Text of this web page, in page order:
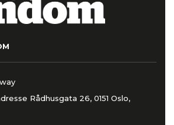
Rådhusgata 26, 0151 Oslo,